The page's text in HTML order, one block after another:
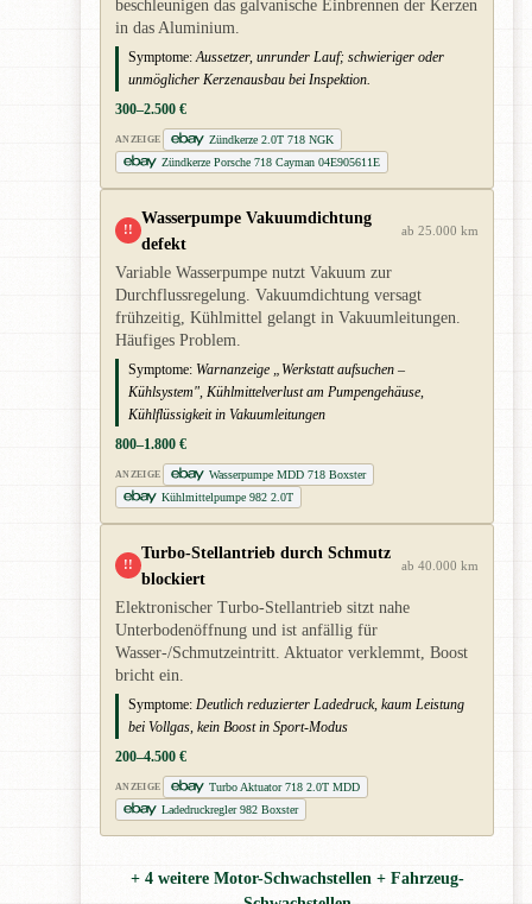
beschleunigen das galvanische Einbrennen der Kerzen
in das Aluminium.
Symptome: Aussetzer, unrunder Lauf; schwieriger oder
unmöglicher Kerzenausbau bei Inspektion.
300–2.500 €
ANZEIGE
Zündkerze 2.0T 718 NGK
Zündkerze Porsche 718 Cayman 04E905611E
!!
Wasserpumpe Vakuumdichtung
defekt
ab 25.000 km
Variable Wasserpumpe nutzt Vakuum zur
Durchflussregelung. Vakuumdichtung versagt
frühzeitig, Kühlmittel gelangt in Vakuumleitungen.
Häufiges Problem.
Symptome: Warnanzeige „Werkstatt aufsuchen –
Kühlsystem", Kühlmittelverlust am Pumpengehäuse,
Kühlflüssigkeit in Vakuumleitungen
800–1.800 €
ANZEIGE
Wasserpumpe MDD 718 Boxster
Kühlmittelpumpe 982 2.0T
!!
Turbo-Stellantrieb durch Schmutz
blockiert
ab 40.000 km
Elektronischer Turbo-Stellantrieb sitzt nahe
Unterbodenöffnung und ist anfällig für
Wasser-/Schmutzeintritt. Aktuator verklemmt, Boost
bricht ein.
Symptome: Deutlich reduzierter Ladedruck, kaum Leistung
bei Vollgas, kein Boost in Sport-Modus
200–4.500 €
ANZEIGE
Turbo Aktuator 718 2.0T MDD
Ladedruckregler 982 Boxster
+ 4 weitere Motor-Schwachstellen + Fahrzeug-